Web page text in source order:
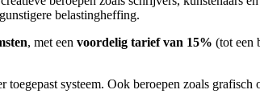
belastingheffing.
, met een voordelig tarief van 15% (tot een
systeem. Ook beroepen zoals